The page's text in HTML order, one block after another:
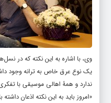
وی، با اشاره به این نکته که در
یک نوع عرق خاص به ترانه وجود
ندارد و همۀ اهالی موسیقی با
«امروز باید به این نکته اذعان
پیشرفت است و اگر سیستم به